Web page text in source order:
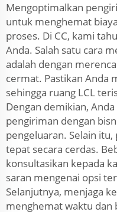
Mengoptimalkan
untuk menghemat
proses. Di CC, kami
Anda. Salah satu cara
adalah dengan
cermat. Pastikan Anda
sehingga ruang LCL
Dengan demikian,
pengiriman dengan
pengeluaran. Selain
tepat secara cerdas.
konsultasikan kepada
saran mengenai opsi
Selanjutnya, menjaga
menghemat waktu dan